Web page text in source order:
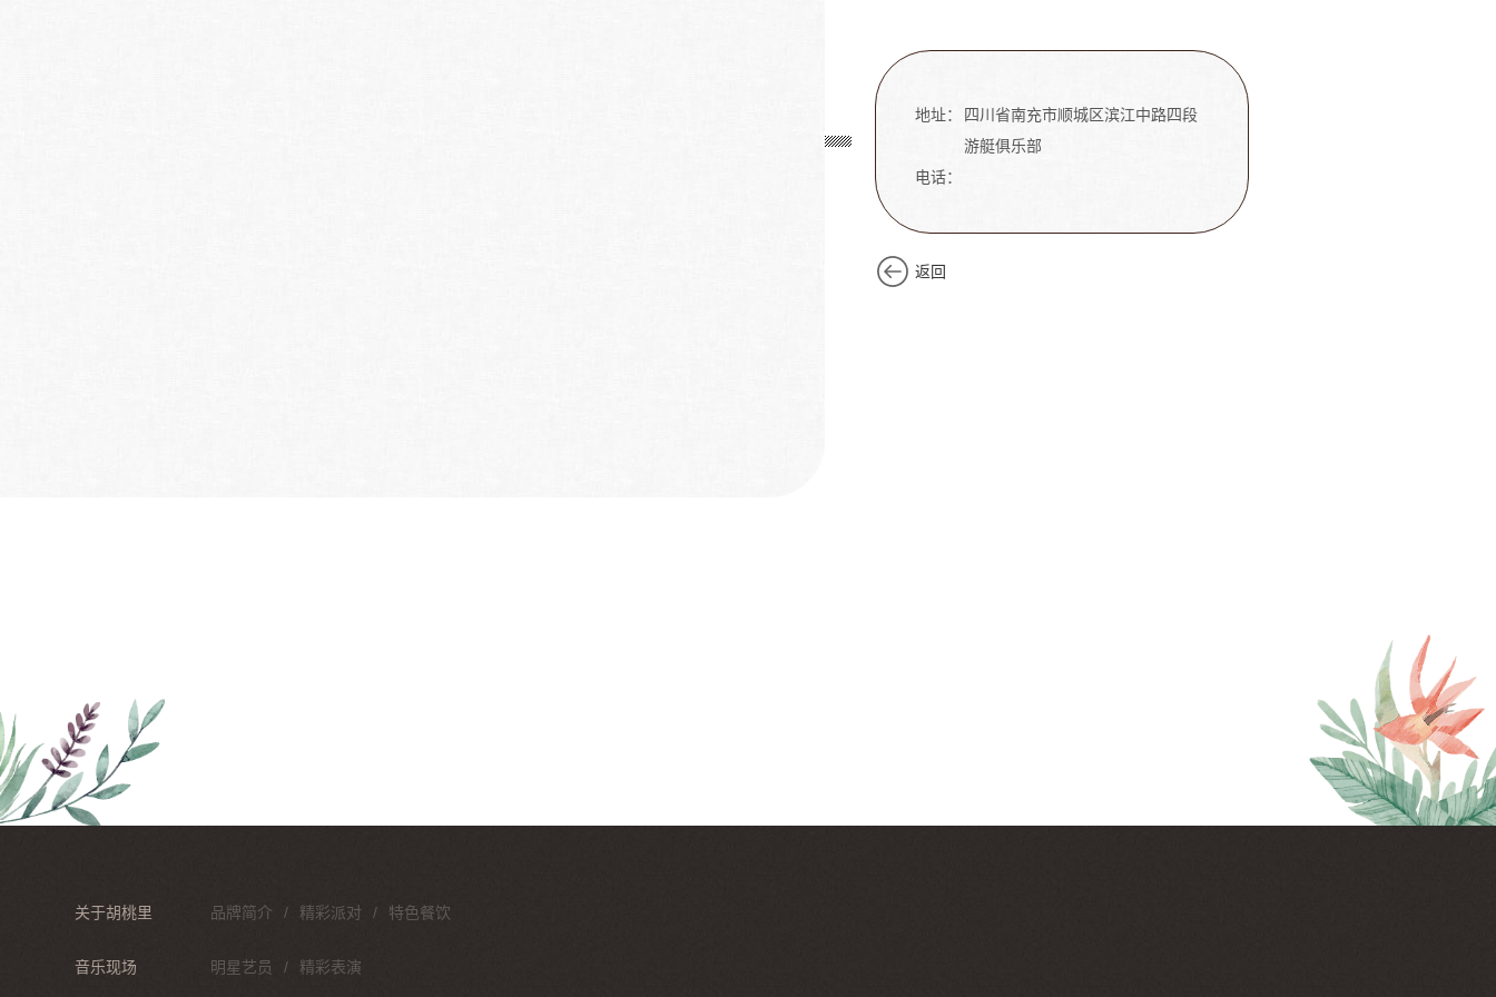
地址：
四川省南充市顺城区滨江中路四段
游艇俱乐部
电话：
返回
关于胡桃里 品牌简介 精彩派对 特色餐饮
音乐现场 明星艺员 精彩表演